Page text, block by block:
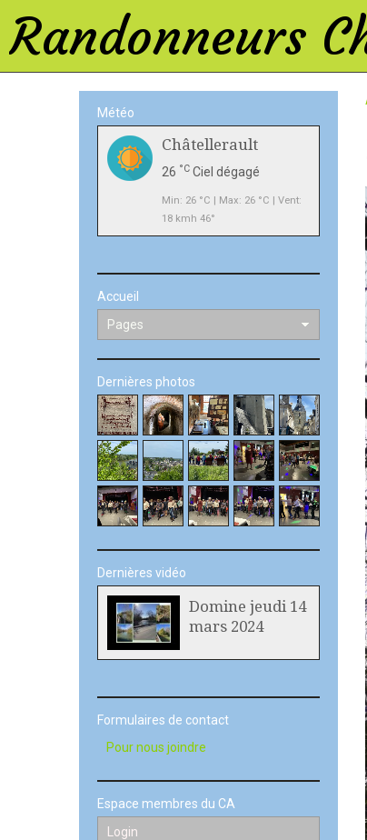
Randonneurs
Météo
Châtellerault
26 °C Ciel dégagé
Min: 26 °C | Max: 26 °C | Vent:
18 kmh 46°
Accueil
Dernières photos
Dernières vidéo
Domine jeudi 14
mars 2024
Formulaires de contact
Pour nous joindre
Espace membres du CA